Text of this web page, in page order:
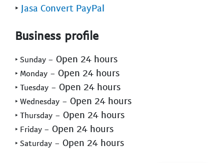
‣ Jasa Convert PayPal
Business profile
‣ Sunday - Open 24 hours
‣ Monday - Open 24 hours
‣ Tuesday - Open 24 hours
‣ Wednesday - Open 24 hours
‣ Thursday - Open 24 hours
‣ Friday - Open 24 hours
‣ Saturday - Open 24 hours